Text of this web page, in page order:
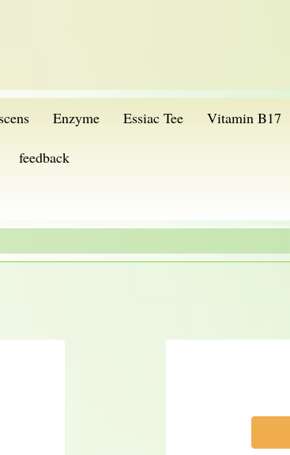
Enzyme Essiac Tee Vitamin B17
feedback